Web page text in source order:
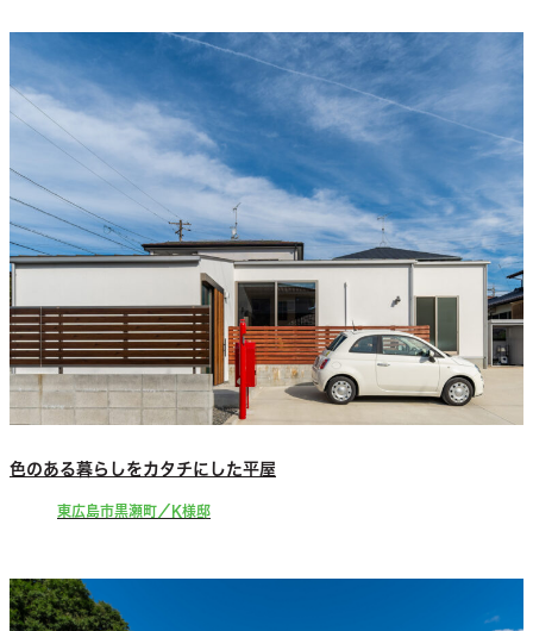
色のある暮らしをカタチにした平屋
東広島市黒瀬町／K様邸